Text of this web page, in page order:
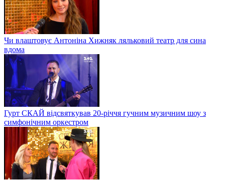
Чи влаштовує Антоніна Хижняк ляльковий театр для сина
вдома
Гурт СКАЙ відсвяткував 20-річчя гучним музичним шоу з
симфонічним оркестром